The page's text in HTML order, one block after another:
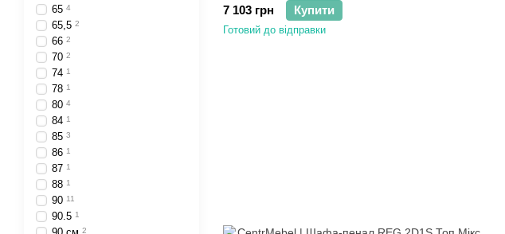
7 103 грн
Купити
Готовий до відправки
65 4
65,5 2
66 2
70 2
74 1
78 1
80 4
84 1
85 3
86 1
87 1
88 1
90 11
90.5 1
2